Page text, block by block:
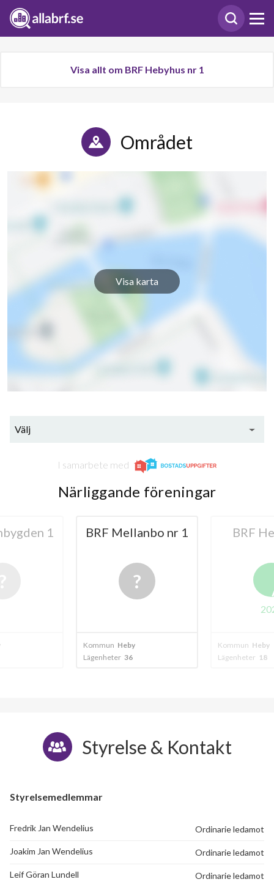
Visa allt om BRF Hebyhus nr 1
Området
Visa karta
Välj
I samarbete med
Närliggande föreningar
1 BRF Mellanbo nr 1
Kommun Heby
Lägenheter 36
BRF
Kommun Heby
Lägenheter 18
Styrelse & Kontakt
Styrelsemedlemmar
Fredrik Jan Wendelius Ordinarie ledamot
Joakim Jan Wendelius Ordinarie ledamot
Leif Göran Lundell Ordinarie ledamot